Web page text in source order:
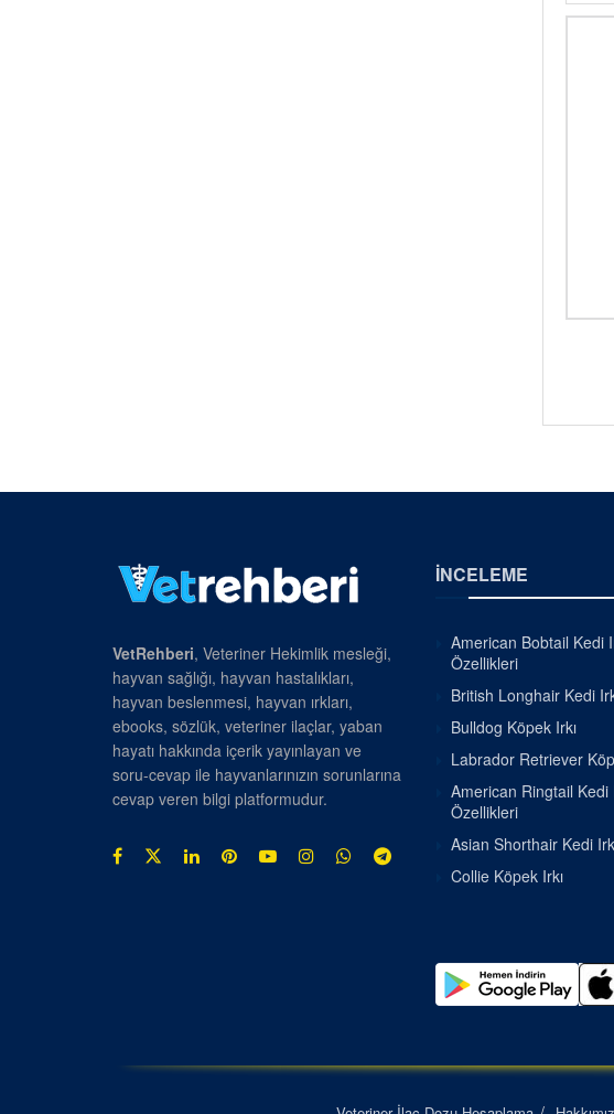
VetRehberi, Veteriner Hekimlik mesleği,
hayvan sağlığı, hayvan hastalıkları,
hayvan beslenmesi, hayvan ırkları,
ebooks, sözlük, veteriner ilaçlar, yaban
hayatı hakkında içerik yayınlayan ve
soru-cevap ile hayvanlarınızın sorunlarına
cevap veren bilgi platformudur.
İNCELEME
American Bobtail Kedi
Özellikleri
British Longhair Kedi
Bulldog Köpek Irkı
Labrador Retriever
American Ringtail Kedi
Özellikleri
Asian Shorthair Kedi
Collie Köpek Irkı